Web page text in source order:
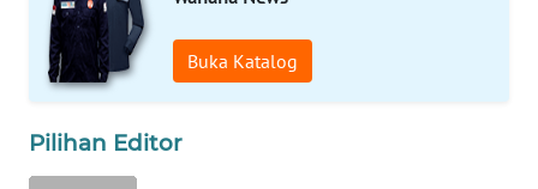
Buka Katalog
Pilihan Editor
WAHANANEWS
ID
WAHANANEWS
CO ID